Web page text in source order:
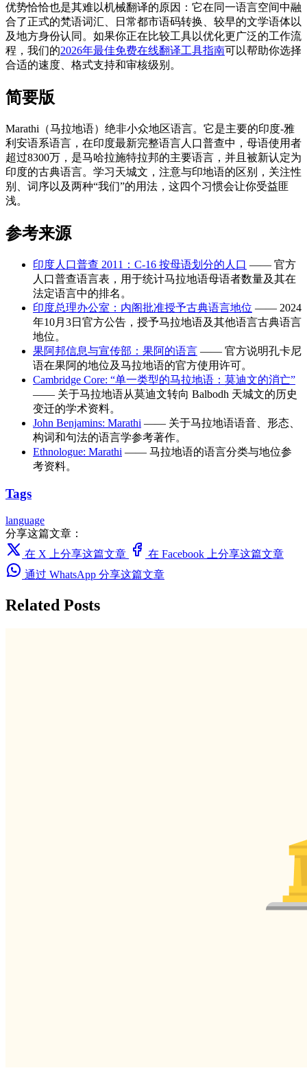
优势恰恰也是其难以机械翻译的原因：它在同一语言空间中融
合了正式的梵语词汇、日常都市语码转换、较早的文学语体以
及地方身份认同。如果你正在比较工具以优化更广泛的工作流
程，我们的2026年最佳免费在线翻译工具指南可以帮助你选择
合适的速度、格式支持和审核级别。
简要版
Marathi（马拉地语）绝非小众地区语言。它是主要的印度-雅
利安语系语言，在印度最新完整语言人口普查中，母语使用者
超过8300万，是马哈拉施特拉邦的主要语言，并且被新认定为
印度的古典语言。学习天城文，注意与印地语的区别，关注性
别、词序以及两种“我们”的用法，这四个习惯会让你受益匪
浅。
参考来源
印度人口普查 2011：C-16 按母语划分的人口 —— 官方
人口普查语言表，用于统计马拉地语母语者数量及其在
法定语言中的排名。
印度总理办公室：内阁批准授予古典语言地位 —— 2024
年10月3日官方公告，授予马拉地语及其他语言古典语言
地位。
果阿邦信息与宣传部：果阿的语言 —— 官方说明孔卡尼
语在果阿的地位及马拉地语的官方使用许可。
Cambridge Core: “单一类型的马拉地语：莫迪文的消亡”
—— 关于马拉地语从莫迪文转向 Balbodh 天城文的历史
变迁的学术资料。
John Benjamins: Marathi —— 关于马拉地语语音、形态、
构词和句法的语言学参考著作。
Ethnologue: Marathi —— 马拉地语的语言分类与地位参
考资料。
Tags
language
分享这篇文章：
在 X 上分享这篇文章
在 Facebook 上分享这篇文章
通过 WhatsApp 分享这篇文章
Related Posts